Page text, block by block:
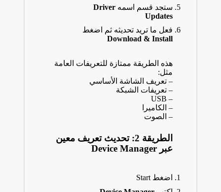
ستجد قسم اسمه Driver
Updates
فعل ما تريد تحديثه ثم اضغط
Download & Install
هذه الطريقة ممتازة للتعريفات العامة
مثل:
– تعريف الشاشة الأساسي
– تعريفات الشبكة
– USB
– الكاميرا
– الصوت
الطريقة 2: تحديث تعريف معين
عبر Device Manager
اضغط Start